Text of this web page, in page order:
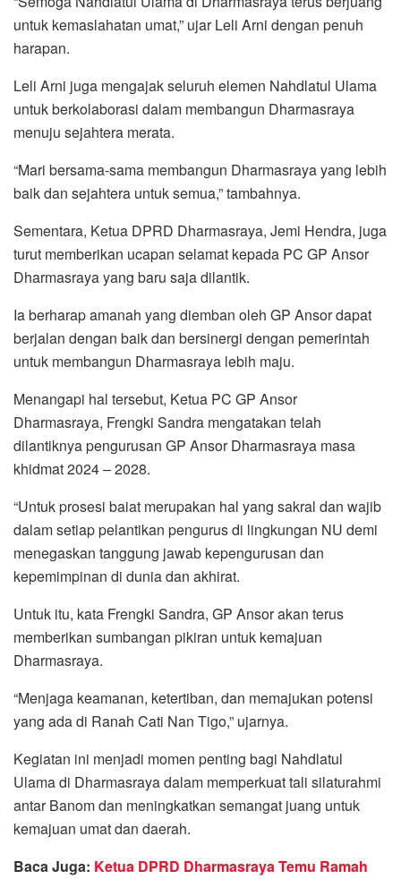
untuk kemaslahatan umat,” ujar Leli Arni dengan penuh
harapan.
Leli Arni juga mengajak seluruh elemen Nahdlatul Ulama
untuk berkolaborasi dalam membangun Dharmasraya
menuju sejahtera merata.
“Mari bersama-sama membangun Dharmasraya yang lebih
baik dan sejahtera untuk semua,” tambahnya.
Sementara, Ketua DPRD Dharmasraya, Jemi Hendra, juga
turut memberikan ucapan selamat kepada PC GP Ansor
Dharmasraya yang baru saja dilantik.
Ia berharap amanah yang diemban oleh GP Ansor dapat
berjalan dengan baik dan bersinergi dengan pemerintah
untuk membangun Dharmasraya lebih maju.
Menangapi hal tersebut, Ketua PC GP Ansor
Dharmasraya, Frengki Sandra mengatakan telah
dilantiknya pengurusan GP Ansor Dharmasraya masa
khidmat 2024 – 2028.
“Untuk prosesi baiat merupakan hal yang sakral dan wajib
dalam setiap pelantikan pengurus di lingkungan NU demi
menegaskan tanggung jawab kepengurusan dan
kepemimpinan di dunia dan akhirat.
Untuk itu, kata Frengki Sandra, GP Ansor akan terus
memberikan sumbangan pikiran untuk kemajuan
Dharmasraya.
“Menjaga keamanan, ketertiban, dan memajukan potensi
yang ada di Ranah Cati Nan Tigo,” ujarnya.
Kegiatan ini menjadi momen penting bagi Nahdlatul
Ulama di Dharmasraya dalam memperkuat tali silaturahmi
antar Banom dan meningkatkan semangat juang untuk
kemajuan umat dan daerah.
Baca Juga: Ketua DPRD Dharmasraya Temu Ramah